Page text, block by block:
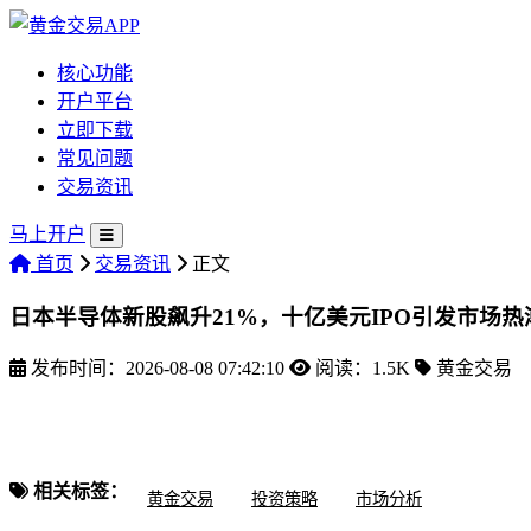
核心功能
开户平台
立即下载
常见问题
交易资讯
马上开户
首页
交易资讯 正文
日本半导体新股飙升21%，十亿美元IPO引发市场热
发布时间：2026-08-08 07:42:10 阅读：1.5K 黄金交易
相关标签： 黄金交易 投资策略 市场分析